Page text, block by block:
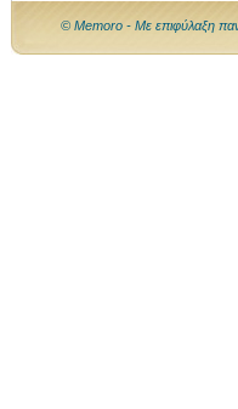
© Memoro - Με επιφύλαξη